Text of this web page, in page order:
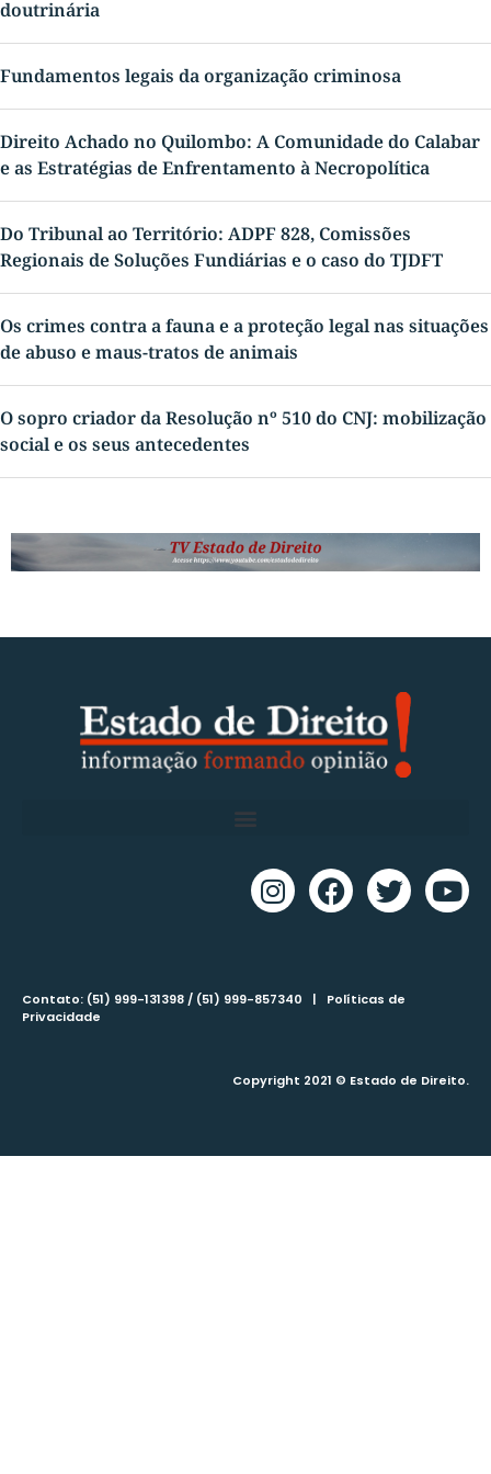
doutrinária
Fundamentos legais da organização criminosa
Direito Achado no Quilombo: A Comunidade do Calabar
e as Estratégias de Enfrentamento à Necropolítica
Do Tribunal ao Território: ADPF 828, Comissões
Regionais de Soluções Fundiárias e o caso do TJDFT
Os crimes contra a fauna e a proteção legal nas situações
de abuso e maus-tratos de animais
O sopro criador da Resolução nº 510 do CNJ: mobilização
social e os seus antecedentes
Contato: (51) 999-131398 / (51) 999-857340 | Políticas de
Privacidade
Copyright 2021 © Estado de Direito.